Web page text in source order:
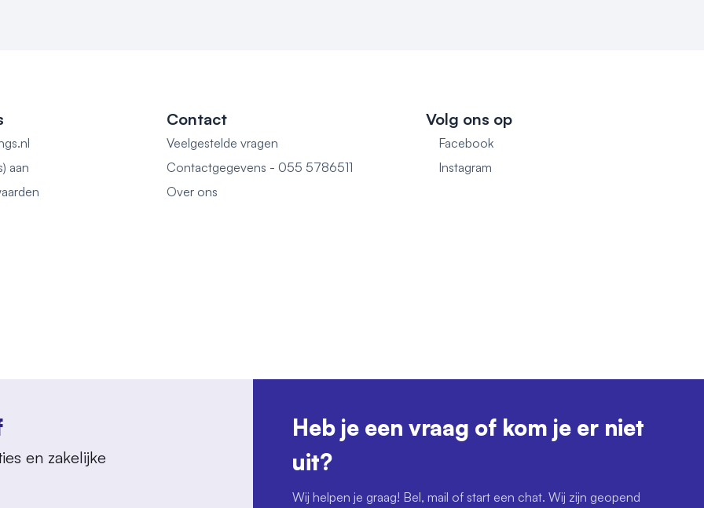
aan
Contact
Veelgestelde vragen
Contactgegevens - 055 5786511
Over ons
Volg ons op
Facebook
Instagram
en zakelijke
Heb je een vraag of kom je er niet
uit?
Wij helpen je graag! Bel, mail of start een chat. Wij zijn geopend